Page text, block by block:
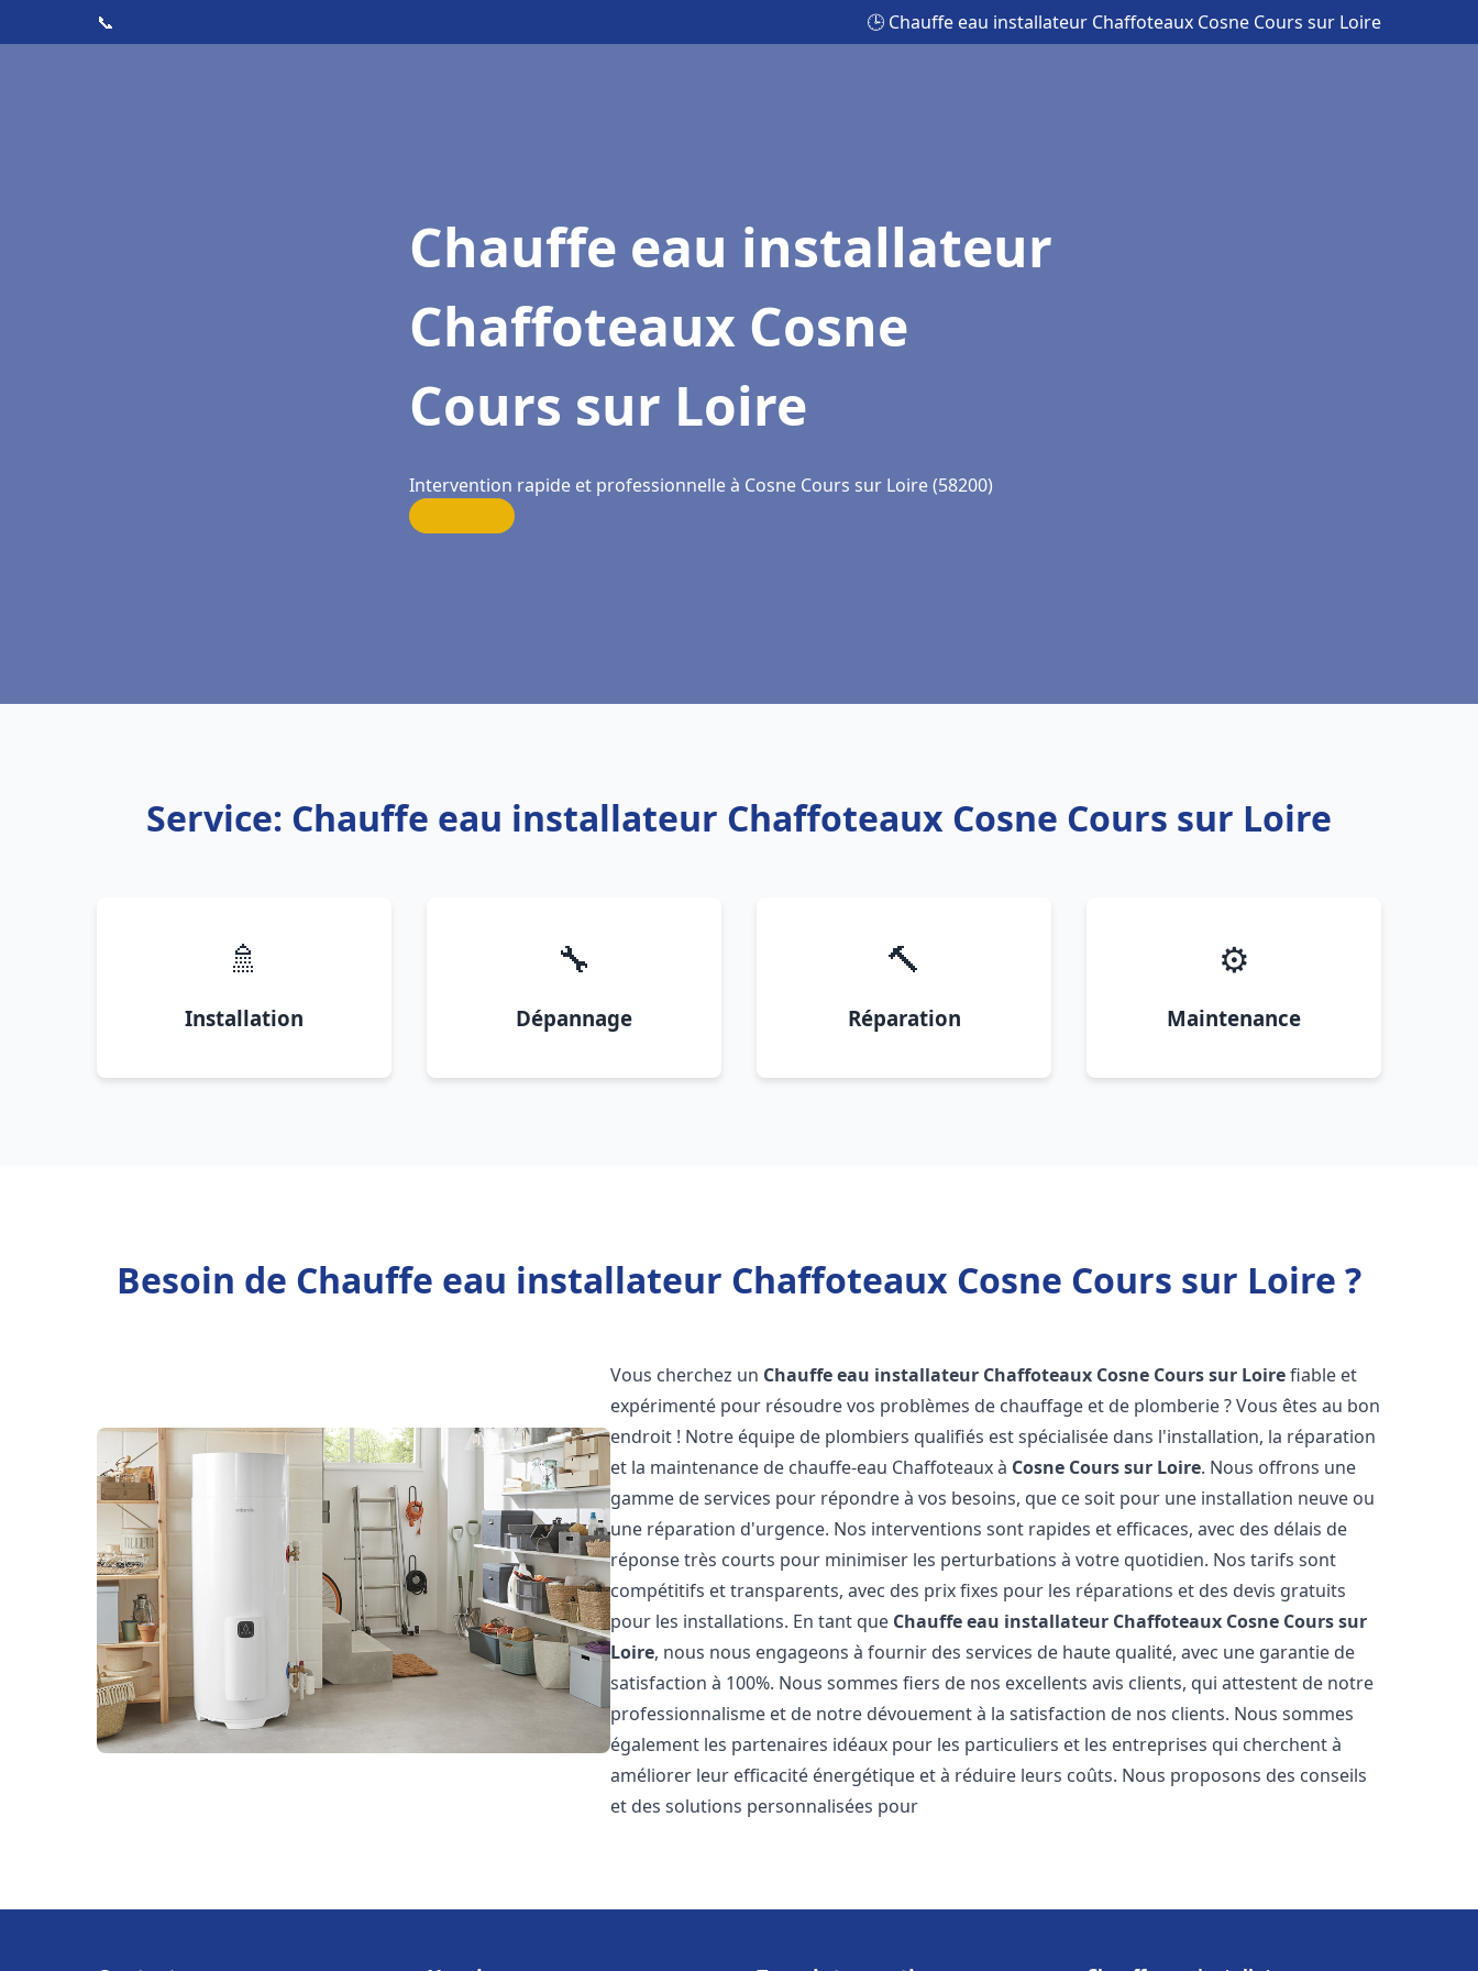
📞 🕒 Chauffe eau installateur Chaffoteaux Cosne Cours sur Loire
Chauffe eau installateur
Chaffoteaux Cosne
Cours sur Loire
Intervention rapide et professionnelle à Cosne Cours sur Loire (58200)
Service: Chauffe eau installateur Chaffoteaux Cosne Cours sur Loire
🚿
Installation
🔧
Dépannage
🔨
Réparation
⚙️
Maintenance
Besoin de Chauffe eau installateur Chaffoteaux Cosne Cours sur Loire ?
Vous cherchez un Chauffe eau installateur Chaffoteaux Cosne Cours sur Loirefiable et
expérimenté pour résoudre vos problèmes de chauffage et de plomberie ? Vous êtes au bon
endroit ! Notre équipe de plombiers qualifiés est spécialisée dans l'installation, la réparation
et la maintenance de chauffe-eau Chaffoteaux à Cosne Cours sur Loire. Nous offrons une
gamme de services pour répondre à vos besoins, que ce soit pour une installation neuve ou
une réparation d'urgence. Nos interventions sont rapides et efficaces, avec des délais de
réponse très courts pour minimiser les perturbations à votre quotidien. Nos tarifs sont
compétitifs et transparents, avec des prix fixes pour les réparations et des devis gratuits
pour les installations. En tant que Chauffe eau installateur Chaffoteaux Cosne Cours sur
Loire, nous nous engageons à fournir des services de haute qualité, avec une garantie de
satisfaction à 100%. Nous sommes fiers de nos excellents avis clients, qui attestent de notre
professionnalisme et de notre dévouement à la satisfaction de nos clients. Nous sommes
également les partenaires idéaux pour les particuliers et les entreprises qui cherchent à
améliorer leur efficacité énergétique et à réduire leurs coûts. Nous proposons des conseils
et des solutions personnalisées pour